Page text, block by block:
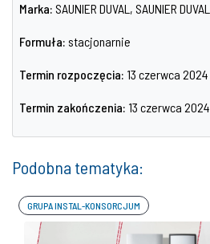
Marka: SAUNIER DUVAL, SAUNIER DUVAL
Formuła: stacjonarnie
Termin rozpoczęcia: 13 czerwca 2024
Termin zakończenia: 13 czerwca 2024
Podobna tematyka:
GRUPA INSTAL-KONSORCJUM